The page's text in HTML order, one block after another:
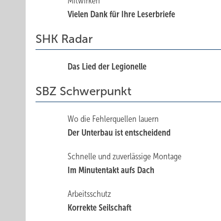
Vielen Dank für ­Ihre Leserbriefe
SHK Radar
Das Lied der Legionelle
SBZ Schwerpunkt
Wo die Fehlerquellen lauern
Der Unterbau ist entscheidend
Schnelle und zuverlässige Montage
Im Minutentakt aufs Dach
Arbeitsschutz
Korrekte Seilschaft